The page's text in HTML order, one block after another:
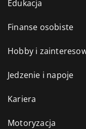
Edukacja
Finanse osobiste
Hobby i
Jedzenie i napoje
Kariera
Motoryzacja